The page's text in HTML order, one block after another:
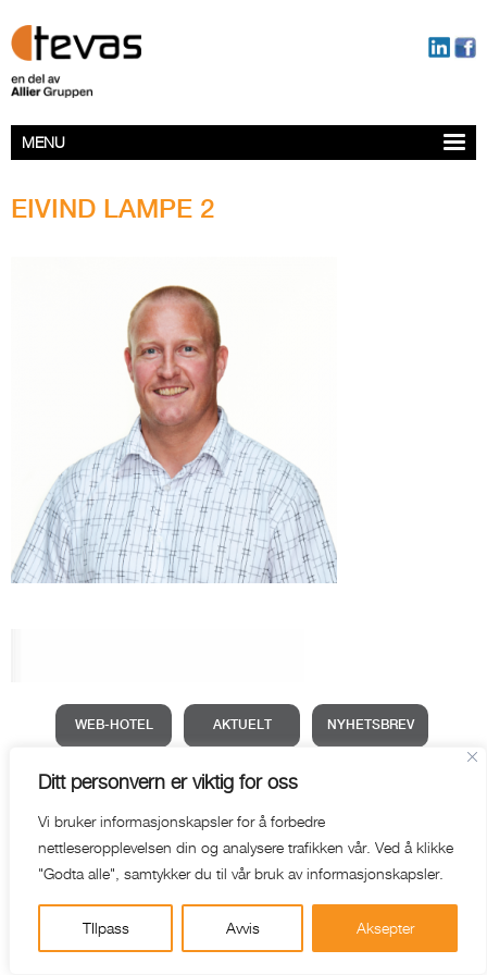
Ditt personvern er viktig for oss
Vi bruker informasjonskapsler for å forbedre
nettleseropplevelsen din og analysere trafikken vår. Ved å klikke
"Godta alle", samtykker du til vår bruk av informasjonskapsler.
TIlpass Avvis Aksepter
MENU
EIVIND LAMPE 2
WEB-HOTEL AKTUELT NYHETSBREV